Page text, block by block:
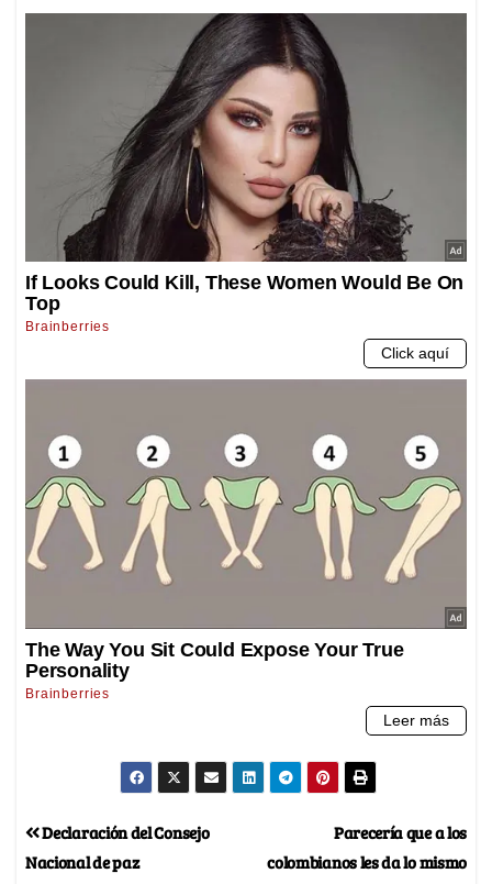
Parecería que a los
colombianos les da lo mismo
Declaración del Consejo
Nacional de paz